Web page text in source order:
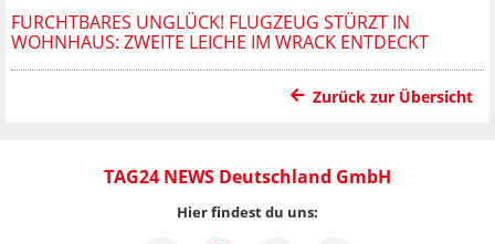
FURCHTBARES UNGLÜCK! FLUGZEUG STÜRZT IN
WOHNHAUS: ZWEITE LEICHE IM WRACK ENTDECKT
Zurück zur Übersicht
TAG24 NEWS Deutschland GmbH
Hier findest du uns: